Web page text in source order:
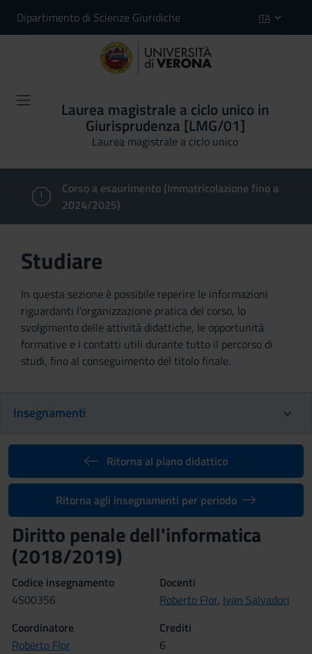
Dipartimento di Scienze Giuridiche ITA
Laurea magistrale a ciclo unico in
Giurisprudenza [LMG/01]
Laurea magistrale a ciclo unico
Corso a esaurimento (Immatricolazione fino a
2024/2025)
Studiare
In questa sezione è possibile reperire le informazioni
riguardanti l'organizzazione pratica del corso, lo
svolgimento delle attività didattiche, le opportunità
formative e i contatti utili durante tutto il percorso di
studi, fino al conseguimento del titolo finale.
Insegnamenti
Ritorna al piano didattico
Ritorna agli insegnamenti per periodo
Diritto penale dell'informatica
(2018/2019)
Codice insegnamento
4S00356
Docenti
Roberto Flor, Ivan Salvadori
Coordinatore
Roberto Flor
Crediti
6